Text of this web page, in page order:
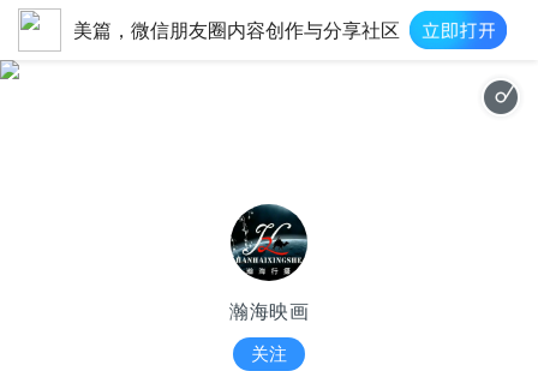
美篇，微信朋友圈内容创作与分享社区
瀚海映画
关注
复载|http://imgcache.qq.com/music/photo/album_300/92/